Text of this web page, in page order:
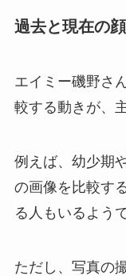
過去と現在の
エイミー磯野さ
較する動きが、
例えば、幼少期
の画像を比較す
る人もいるよう
ただし、写真の